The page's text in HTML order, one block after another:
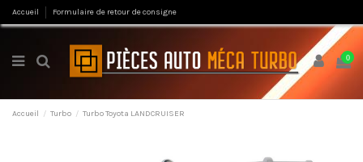
Accueil Formulaire de retour de consigne
0
Accueil Turbo Turbo Toyota LANDCRUISER